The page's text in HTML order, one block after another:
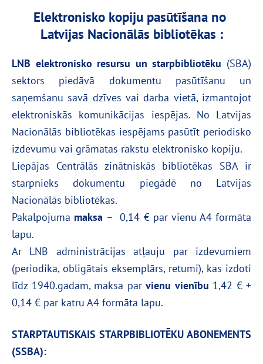
Elektronisko kopiju pasūtīšana no
Latvijas Nacionālās bibliotēkas :
LNB elektronisko resursu un starpbibliotēku (SBA)
sektors piedāvā dokumentu pasūtīšanu un
saņemšanu savā dzīves vai darba vietā, izmantojot
elektroniskās komunikācijas iespējas. No Latvijas
Nacionālās bibliotēkas iespējams pasūtīt periodisko
izdevumu vai grāmatas rakstu elektronisko kopiju.
Liepājas Centrālās zinātniskās bibliotēkas SBA ir
starpnieks dokumentu piegādē no Latvijas
Nacionālās bibliotēkas.
Pakalpojuma maksa – 0,14 € par vienu A4 formāta
lapu.
Ar LNB administrācijas atļauju par izdevumiem
(periodika, obligātais eksemplārs, retumi), kas izdoti
līdz 1940.gadam, maksa par vienu vienību 1,42 € +
0,14 € par katru A4 formāta lapu.
STARPTAUTISKAIS STARPBIBLIOTĒKU ABONEMENTS
(SSBA):